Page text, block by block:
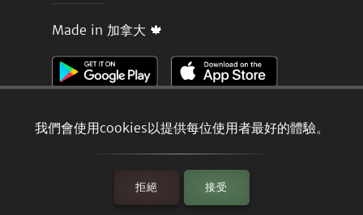
我們會使用cookies以提供每位使用者最好的體驗。
拒絕 接受
Made in 加拿大 🍁